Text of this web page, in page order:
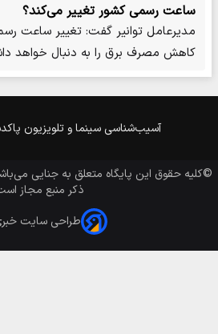
ساعت رسمی کشور تغییر می‌کند؟
کاهش مصرف برق را به دنبال خواهد
آسیب‌شناسی سینما و تلویزیون
©کلیه حقوق این پایگاه متعلق به جنایی
ذکر منبع مجاز
طراحی سایت